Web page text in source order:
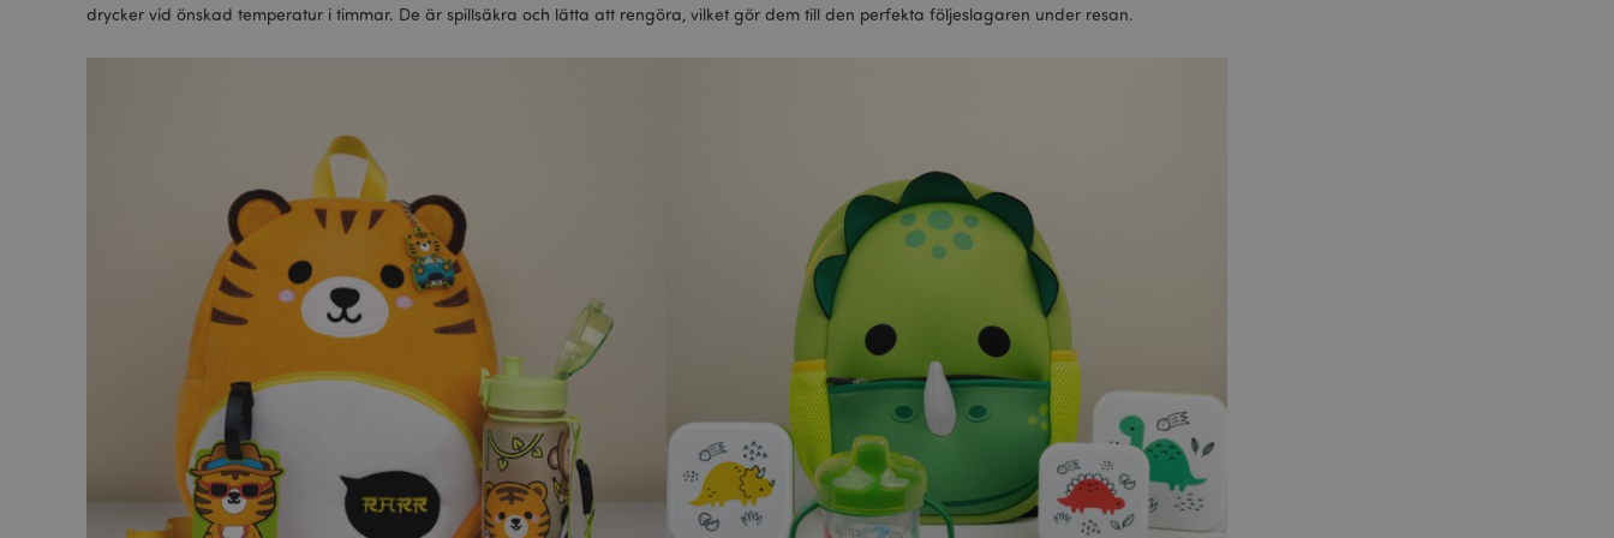
drycker vid önskad temperatur i timmar. De är spillsäkra och lätta att rengöra, vilket gör dem till den perfekta följeslagaren under resan.
recently_viewed_product_previous
Adobe Inc.
Lagrar produkt-ID för nyligen visade produkter för
Lagrar kundspecifik information relaterad till
shopparinitierade åtgärder som att visa önskelista,
kassainformation etc.
product_data_storage
1 dag
Lagrar konfiguration för produktdata relaterade till
nyligen visade / jämförda produkter.
form_key
1 dag 16
timmar
Denna cookie används för att underlätta cachning
av innehåll i webbläsaren så att sidor laddas
snabbare.
X-Magento-Vary
1 dag 16
timmar
X-Magento-Vary-kakan används av Magento 2-
systemet för att markera att versionen av en sida
som begärts av en användare har ändrats. Det
tillåter att olika versioner av samma sida lagras i
cache, t.ex. Varnish.
recently_viewed_product
Adobe Inc.
www.puckator.se
1 dag
Lagrar produkt-ID för nyligen visade produkter för
enkel navigering.
mage-cache-sessid
Adobe Inc.
1 dag
Värdet på denna cookie utlöser rensning av lokal